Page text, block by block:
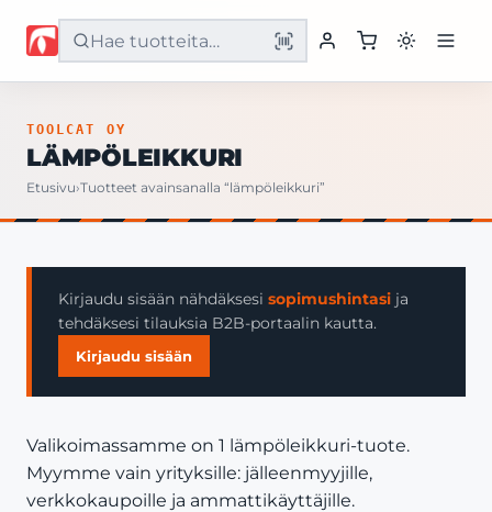
Etusivu
Yritys
Yhteystiedot
TOOLCAT OY
LÄMPÖLEIKKURI
Etusivu›Tuotteet avainsanalla “lämpöleikkuri”
Kirjaudu sisään nähdäksesi sopimushintasi ja
tehdäksesi tilauksia B2B-portaalin kautta.
Kirjaudu sisään
Valikoimassamme on 1 lämpöleikkuri-tuote.
Myymme vain yrityksille: jälleenmyyjille,
verkkokaupoille ja ammattikäyttäjille.